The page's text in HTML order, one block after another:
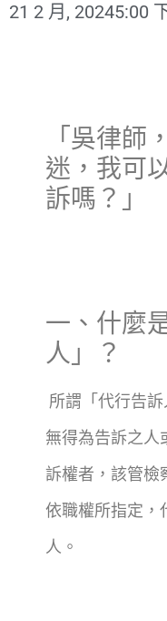
21 2 月, 20245:00
「吳律師
迷，我可
訴嗎？」
一、什麼
人」？
所謂「代行告
無得為告訴之人
訴權者，該管檢
依職權所指定，
人。